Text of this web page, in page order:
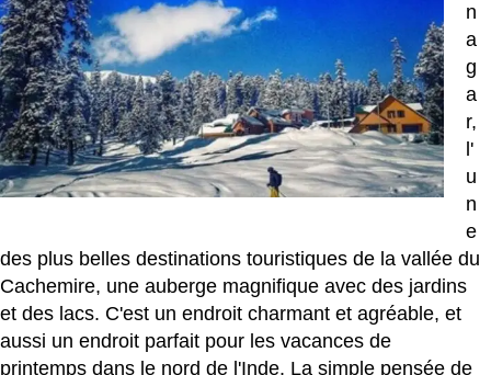
n
a
g
a
r,
l'
u
n
e
des plus belles destinations touristiques de la vallée du
Cachemire, une auberge magnifique avec des jardins
et des lacs. C'est un endroit charmant et agréable, et
aussi un endroit parfait pour les vacances de
printemps dans le nord de l'Inde. La simple pensée de